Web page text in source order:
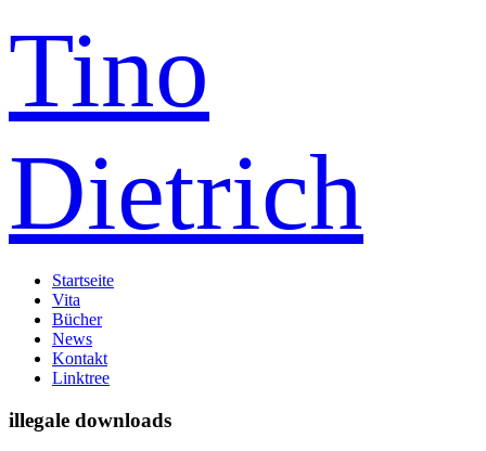
Tino
Dietrich
Startseite
Vita
Bücher
News
Kontakt
Linktree
illegale downloads